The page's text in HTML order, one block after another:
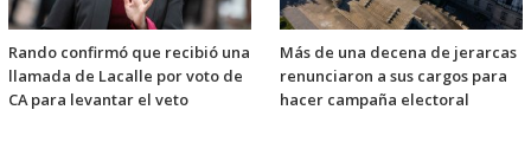
Rando confirmó que recibió una
llamada de Lacalle por voto de
CA para levantar el veto
Más de una decena de jerarcas
renunciaron a sus cargos para
hacer campaña electoral